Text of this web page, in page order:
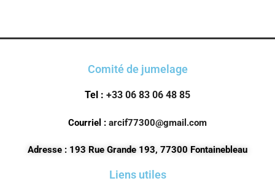
Comité de jumelage
Tel : +33 06 83 06 48 85
Courriel : arcif77300@gmail.com
Adresse : 193 Rue Grande 193, 77300 Fontainebleau
Liens utiles